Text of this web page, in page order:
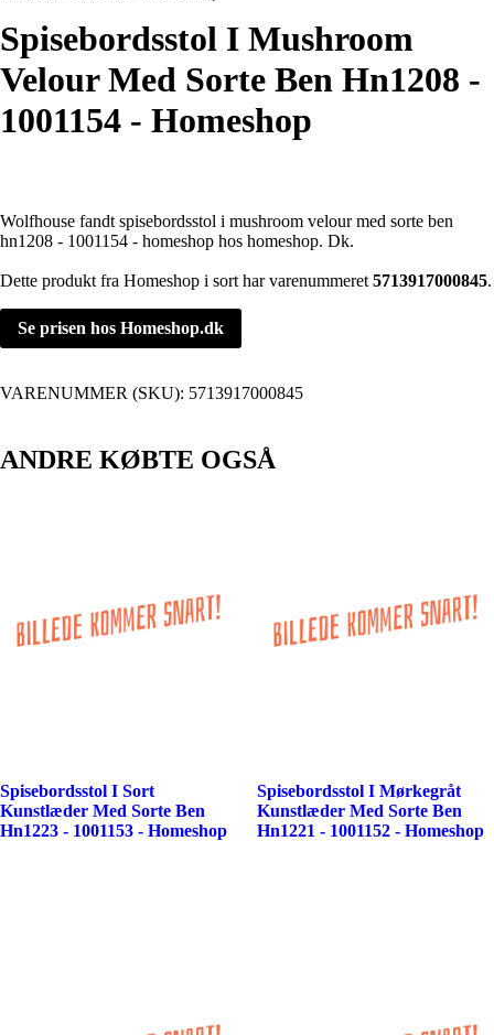
Spisebordsstol I Mushroom
Velour Med Sorte Ben Hn1208 -
1001154 - Homeshop
Wolfhouse fandt spisebordsstol i mushroom velour med sorte ben
hn1208 - 1001154 - homeshop hos homeshop. Dk.
Dette produkt fra Homeshop i sort har varenummeret 5713917000845.
Se prisen hos Homeshop.dk
VARENUMMER (SKU): 5713917000845
ANDRE KØBTE OGSÅ
Spisebordsstol I Sort
Kunstlæder Med Sorte Ben
Hn1223 - 1001153 - Homeshop
Spisebordsstol I Mørkegråt
Kunstlæder Med Sorte Ben
Hn1221 - 1001152 - Homeshop